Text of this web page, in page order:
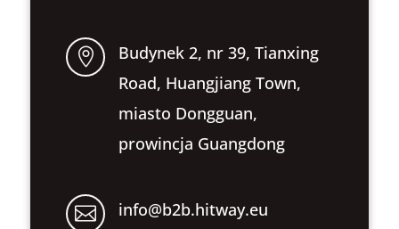

Budynek 2, nr 39, Tianxing
Road, Huangjiang Town,
miasto Dongguan,
prowincja Guangdong
 info@b2b.hitway.eu